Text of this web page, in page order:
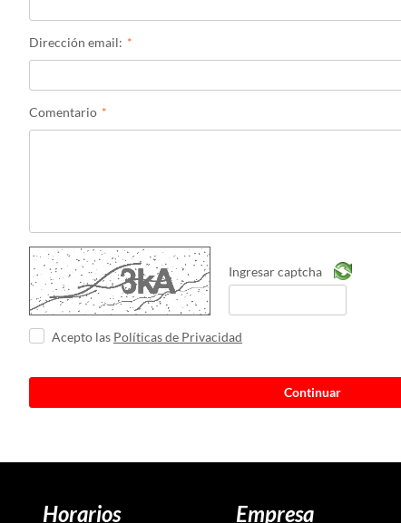
Dirección email:
Comentario
Ingresar captcha
Acepto las Políticas de Privacidad
Continuar
Horarios Empresa